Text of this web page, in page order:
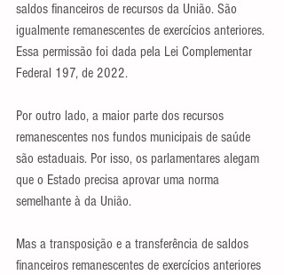
saldos financeiros de recursos da União. São
igualmente remanescentes de exercícios anteriores.
Essa permissão foi dada pela Lei Complementar
Federal 197, de 2022.
Por outro lado, a maior parte dos recursos
remanescentes nos fundos municipais de saúde
são estaduais. Por isso, os parlamentares alegam
que o Estado precisa aprovar uma norma
semelhante à da União.
Mas a transposição e a transferência de saldos
financeiros remanescentes de exercícios anteriores